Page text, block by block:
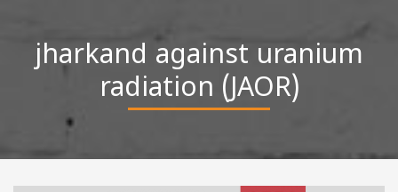
jharkand against uranium
radiation (JAOR)